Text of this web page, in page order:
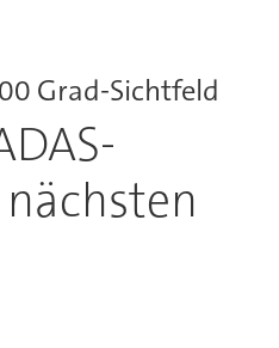
Grad-Sichtfeld